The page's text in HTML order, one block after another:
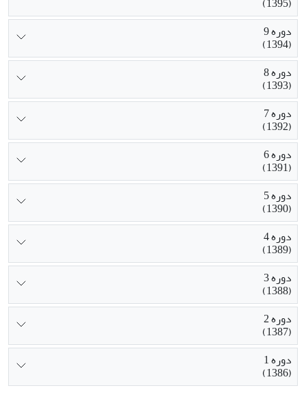
دوره 9
(1394)
دوره 8
(1393)
دوره 7
(1392)
دوره 6
(1391)
دوره 5
(1390)
دوره 4
(1389)
دوره 3
(1388)
دوره 2
(1387)
دوره 1
(1386)